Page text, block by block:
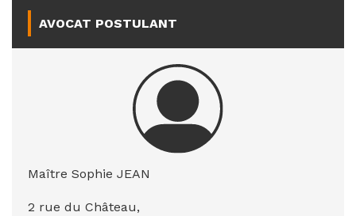
AVOCAT POSTULANT
Maître Sophie JEAN
2 rue du Château,